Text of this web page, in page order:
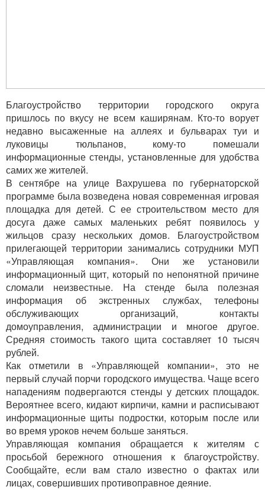
Благоустройство территории городского округа
пришлось по вкусу не всем каширянам. Кто-то ворует
недавно высаженные на аллеях и бульварах туи и
луковицы тюльпанов, кому-то помешали
информационные стенды, установленные для удобства
самих же жителей.
В сентябре на улице Вахрушева по губернаторской
программе была возведена новая современная игровая
площадка для детей. С ее строительством место для
досуга даже самых маленьких ребят появилось у
жильцов сразу нескольких домов. Благоустройством
прилегающей территории занимались сотрудники МУП
«Управляющая компания». Они же установили
информационный щит, который по непонятной причине
сломали неизвестные. На стенде была полезная
информация об экстренных службах, телефоны
обслуживающих организаций, контакты
домоуправления, администрации и многое другое.
Средняя стоимость такого щита составляет 10 тысяч
рублей.
Как отметили в «Управляющей компании», это не
первый случай порчи городского имущества. Чаще всего
нападениям подвергаются стенды у детских площадок.
Вероятнее всего, кидают кирпичи, камни и расписывают
информационные щиты подростки, которым после или
во время уроков нечем больше заняться.
Управляющая компания обращается к жителям с
просьбой бережного отношения к благоустройству.
Сообщайте, если вам стало известно о фактах или
лицах, совершивших противоправное деяние.